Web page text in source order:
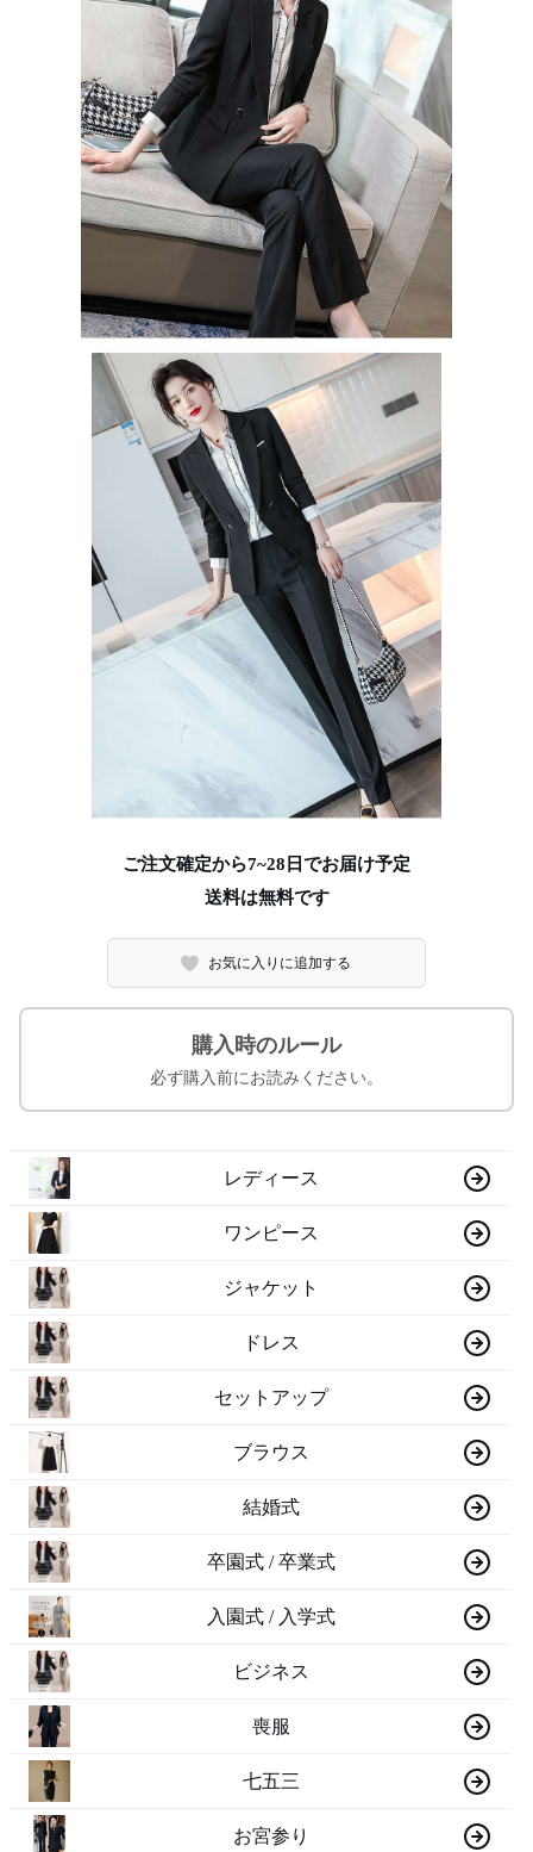
ご注文確定から7~28日でお届け予定
送料は無料です
お気に入りに追加する
購入時のルール
必ず購入前にお読みください。
レディース
ワンピース
ジャケット
ドレス
セットアップ
ブラウス
結婚式
卒園式 / 卒業式
入園式 / 入学式
ビジネス
喪服
七五三
お宮参り